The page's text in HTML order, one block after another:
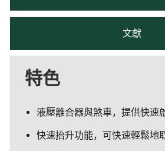
文獻
特色
液壓離合器與煞車，提供快速
快速抬升功能，可快速輕鬆地